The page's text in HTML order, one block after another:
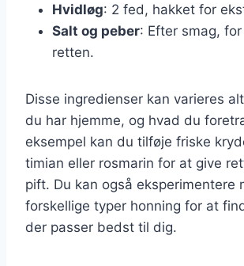
Hvidløg: 2 fed, hakket for
Salt og peber: Efter smag,
retten.
Disse ingredienser kan varieres
du har hjemme, og hvad du
eksempel kan du tilføje friske
timian eller rosmarin for at give
pift. Du kan også eksperimentere
forskellige typer honning for at
der passer bedst til dig.